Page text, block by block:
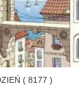
( 8177 )